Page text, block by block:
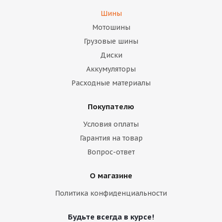
Шины
Мотошины
Грузовые шины
Диски
Аккумуляторы
Расходные материалы
Покупателю
Условия оплаты
Гарантия на товар
Вопрос-ответ
О магазине
Политика конфиденциальности
Будьте всегда в курсе!